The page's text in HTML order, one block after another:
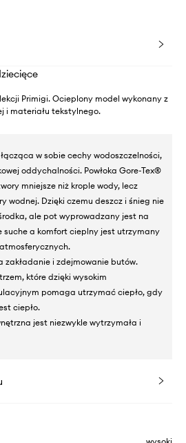
Primigi. Ocieplony model wykonany z
i materiału tekstylnego.
w sobie cechy wodoszczelności,
oddychalności. Powłoka Gore-Tex®
mniejsze niż krople wody, lecz
wodnej. Dzięki czemu deszcz i śnieg nie
ale pot wyprowadzany jest na
suche a komfort cieplny jest utrzymany
zakładanie i zdejmowanie butów.
które dzięki wysokim
pomaga utrzymać ciepło, gdy
ciepło.
jest niezwykle wytrzymała i